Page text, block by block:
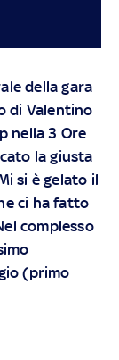
della gara
di Valentino
nella 3 Ore
la giusta
si è gelato il
ci ha fatto
complesso
(primo